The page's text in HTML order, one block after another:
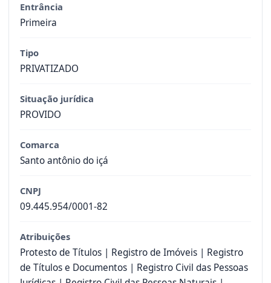
Entrância
Primeira
Tipo
PRIVATIZADO
Situação jurídica
PROVIDO
Comarca
Santo antônio do içá
CNPJ
09.445.954/0001-82
Atribuições
Protesto de Títulos | Registro de Imóveis | Registro
de Títulos e Documentos | Registro Civil das Pessoas